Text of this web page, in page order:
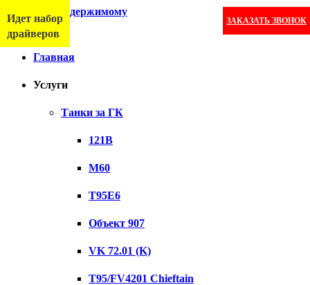
Перейти к содержимому
ЗАКАЗАТЬ ЗВОНОК
Меню
Главная
Услуги
Танки за ГК
121B
M60
T95E6
Объект 907
VK 72.01 (K)
T95/FV4201 Chieftain
Идет набор
драйверов